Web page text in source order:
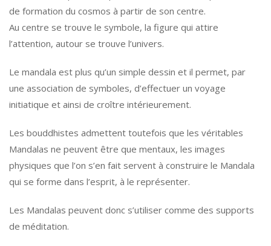
de formation du cosmos à partir de son centre.
Au centre se trouve le symbole, la figure qui attire
l’attention, autour se trouve l’univers.
Le mandala est plus qu’un simple dessin et il permet, par
une association de symboles, d’effectuer un voyage
initiatique et ainsi de croître intérieurement.
Les bouddhistes admettent toutefois que les véritables
Mandalas ne peuvent être que mentaux, les images
physiques que l’on s’en fait servent à construire le Mandala
qui se forme dans l’esprit, à le représenter.
Les Mandalas peuvent donc s’utiliser comme des supports
de méditation.